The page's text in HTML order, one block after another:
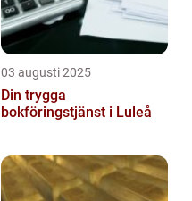
03 augusti 2025
Din trygga
bokföringstjänst i Luleå